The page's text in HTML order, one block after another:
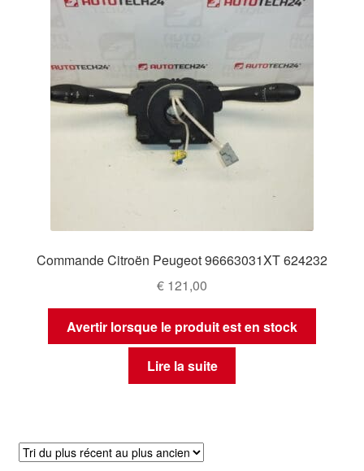
Commande Citroën Peugeot 96663031XT 624232
€ 121,00
Avertir lorsque le produit est en stock
Lire la suite